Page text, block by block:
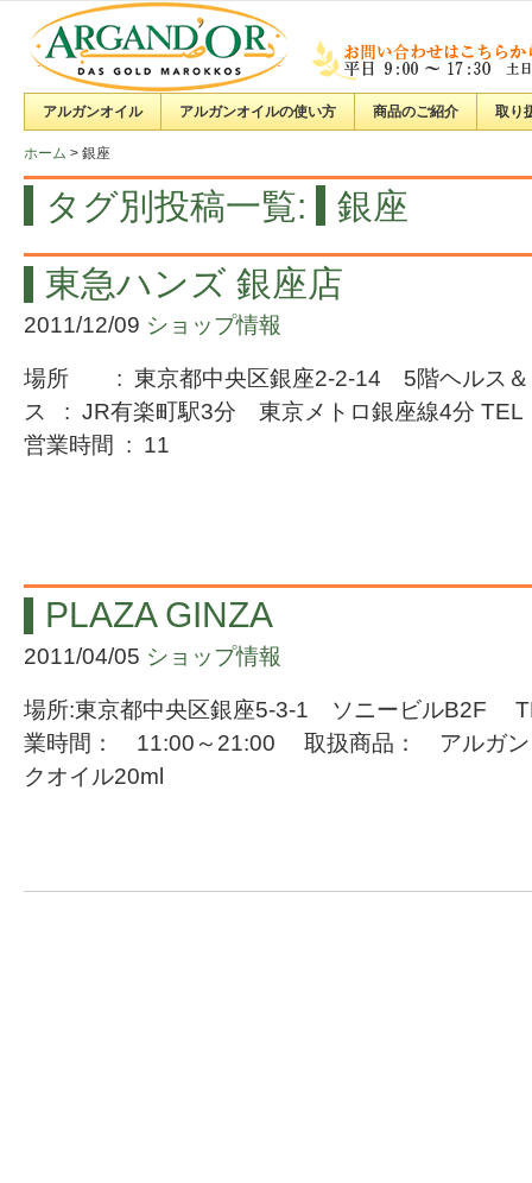
アルガンオイル アルガンオイルの使い方 商品のご紹介 取り
ホーム > 銀座
タグ別投稿一覧:
銀座
東急ハンズ 銀座店
2011/12/09 ショップ情報
場所 : 東京都中央区銀座2-2-14 5階ヘルス＆
ス : JR有楽町駅3分 東京メトロ銀座線4分
営業時間 : 11
PLAZA GINZA
2011/04/05 ショップ情報
場所:東京都中央区銀座5-3-1 ソニービルB2F
業時間： 11:00～21:00 取扱商品： アルガン
クオイル20ml